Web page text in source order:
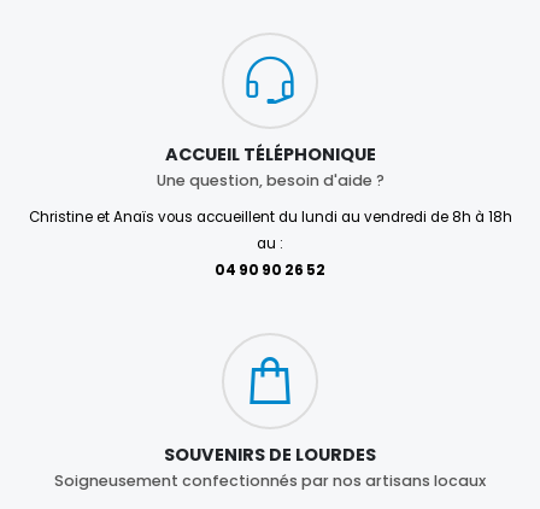
ACCUEIL TÉLÉPHONIQUE
Une question, besoin d'aide ?
Christine et Anaïs vous accueillent du lundi au vendredi de 8h à 18h
au :
04 90 90 26 52
SOUVENIRS DE LOURDES
Soigneusement confectionnés par nos artisans locaux